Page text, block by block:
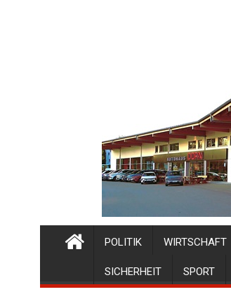
POLITIK WIRTSCHAFT
SICHERHEIT SPORT